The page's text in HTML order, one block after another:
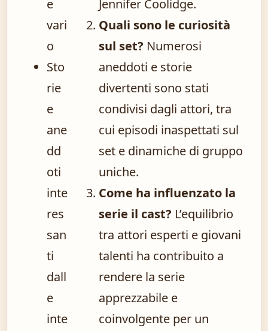
e
vari
o
Sto
rie
e
ane
dd
oti
inte
res
san
ti
dall
e
inte
Jennifer Coolidge.
Quali sono le curiosità
sul set? Numerosi
aneddoti e storie
divertenti sono stati
condivisi dagli attori, tra
cui episodi inaspettati sul
set e dinamiche di gruppo
uniche.
Come ha influenzato la
serie il cast? L’equilibrio
tra attori esperti e giovani
talenti ha contribuito a
rendere la serie
apprezzabile e
coinvolgente per un